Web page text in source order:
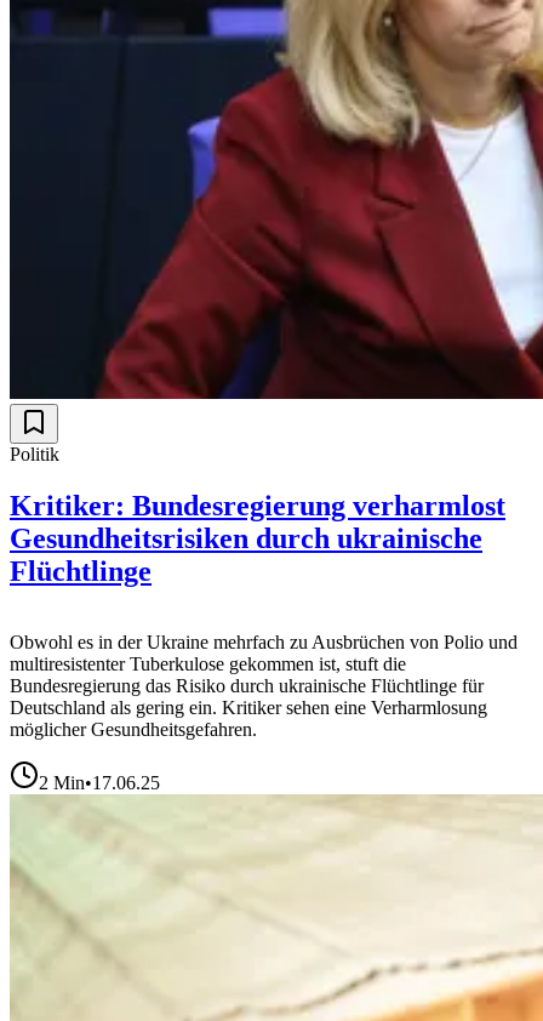
Politik
Kritiker: Bundesregierung verharmlost
Gesundheitsrisiken durch ukrainische
Flüchtlinge
Obwohl es in der Ukraine mehrfach zu Ausbrüchen von Polio und
multiresistenter Tuberkulose gekommen ist, stuft die
Bundesregierung das Risiko durch ukrainische Flüchtlinge für
Deutschland als gering ein. Kritiker sehen eine Verharmlosung
möglicher Gesundheitsgefahren.
2 Min•17.06.25